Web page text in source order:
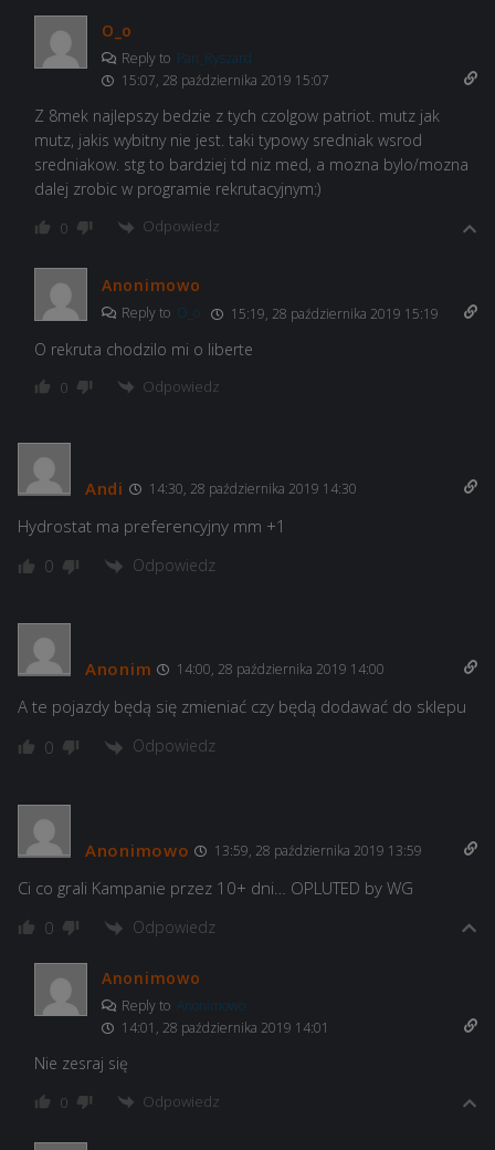
O_o
Reply to Pan_Ryszard
15:07, 28 października 2019 15:07
Z 8mek najlepszy bedzie z tych czolgow patriot. mutz jak
mutz, jakis wybitny nie jest. taki typowy sredniak wsrod
sredniakow. stg to bardziej td niz med, a mozna bylo/mozna
dalej zrobic w programie rekrutacyjnym:)
0 Odpowiedz
Anonimowo
Reply to O_o 15:19, 28 października 2019 15:19
O rekruta chodzilo mi o liberte
0 Odpowiedz
Andi 14:30, 28 października 2019 14:30
Hydrostat ma preferencyjny mm +1
0 Odpowiedz
Anonim 14:00, 28 października 2019 14:00
A te pojazdy będą się zmieniać czy będą dodawać do sklepu
0 Odpowiedz
Anonimowo 13:59, 28 października 2019 13:59
Ci co grali Kampanie przez 10+ dni… OPLUTED by WG
0 Odpowiedz
Anonimowo
Reply to Anonimowo
14:01, 28 października 2019 14:01
Nie zesraj się
0 Odpowiedz